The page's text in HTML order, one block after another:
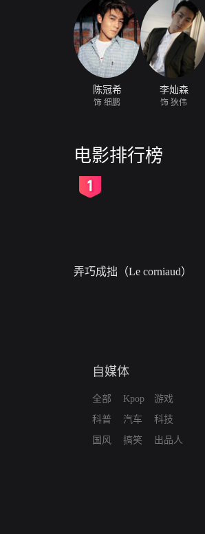
陈冠希
饰 细鹏
李灿森
饰 狄伟
电影排行榜
弄巧成拙（Le corniaud）
自媒体
全部
科普
国风
Kpop
汽车
搞笑
游戏
科技
出品人